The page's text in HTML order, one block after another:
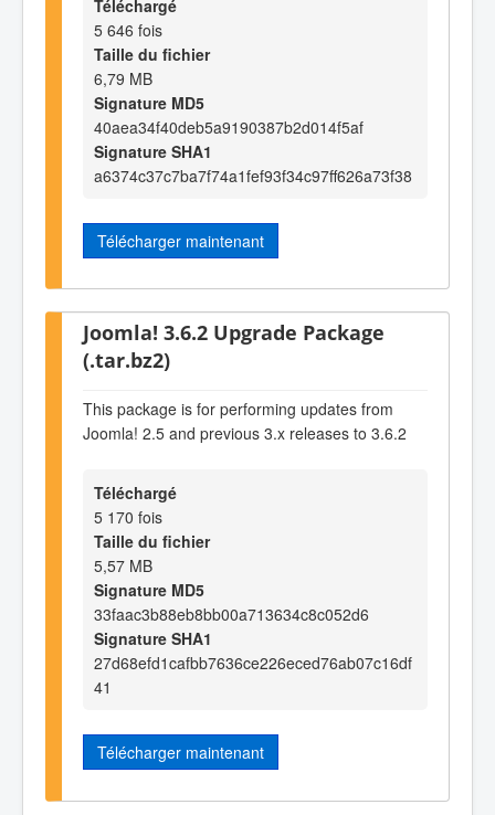
Téléchargé
5 646 fois
Taille du fichier
6,79 MB
Signature MD5
40aea34f40deb5a9190387b2d014f5af
Signature SHA1
a6374c37c7ba7f74a1fef93f34c97ff626a73f38
Télécharger maintenant
Joomla! 3.6.2 Upgrade Package
(.tar.bz2)
This package is for performing updates from
Joomla! 2.5 and previous 3.x releases to 3.6.2
Téléchargé
5 170 fois
Taille du fichier
5,57 MB
Signature MD5
33faac3b88eb8bb00a713634c8c052d6
Signature SHA1
27d68efd1cafbb7636ce226eced76ab07c16df
41
Télécharger maintenant